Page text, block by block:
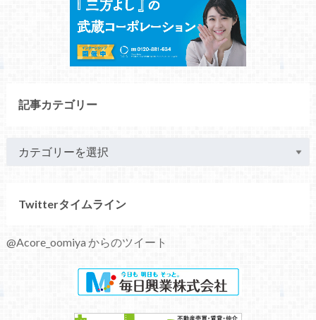
記事カテゴリー
Twitterタイムライン
@Acore_oomiya からのツイート